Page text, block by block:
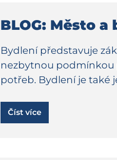
BLOG: Město a
Bydlení představuje
nezbytnou podmínkou
potřeb. Bydlení je také
Číst více